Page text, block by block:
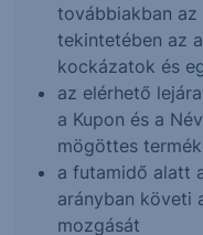
továbbiakban
tekintetében az
kockázatok és
az elérhető
a Kupon és a
mögöttes
a futamidő alatt
arányban követi
mozgását